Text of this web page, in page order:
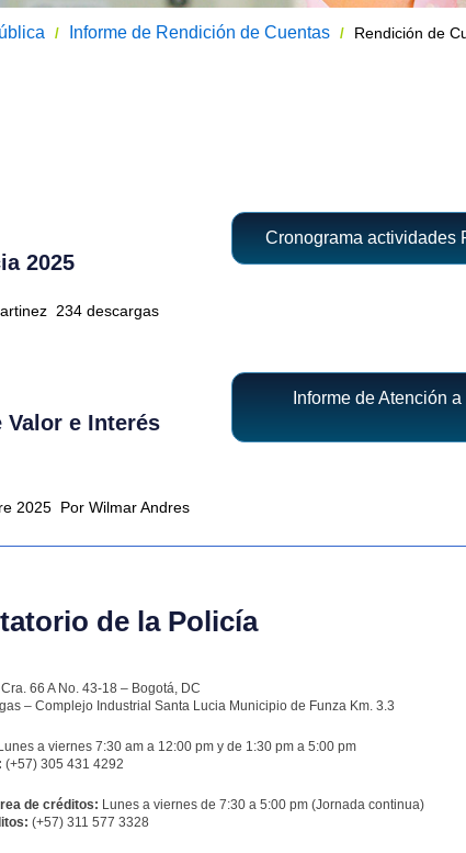
/ Informe de Rendición de Cuentas / Rendición de
2025
234 descargas
Cronograma actividades
e Interés
2025 Por Wilmar Andres
Informe de Atención
de la Policía
Cra. 66 A No. 43-18 – Bogotá, DC
– Complejo Industrial Santa Lucia Municipio de Funza Km. 3.3
a viernes 7:30 am a 12:00 pm y de 1:30 pm a 5:00 pm
(+57) 305 431 4292
de créditos: Lunes a viernes de 7:30 a 5:00 pm (Jornada continua)
(+57) 311 577 3328